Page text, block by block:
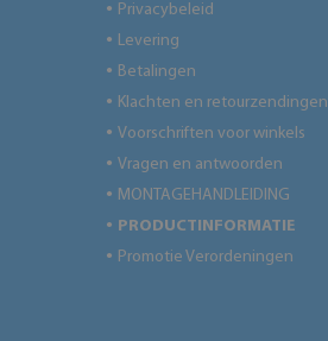
● Privacybeleid
● Levering
● Betalingen
● Klachten en retourzendingen
● Voorschriften voor winkels
● Vragen en antwoorden
● MONTAGEHANDLEIDING
● PRODUCTINFORMATIE
● Promotie Verordeningen